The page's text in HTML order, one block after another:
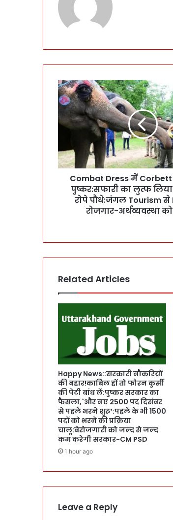
C
o
m
b
a
r
e
t
P
a
r
ष्क
र
:
स
फा
री
का
लु
त्फ
माँ
ना
Combat Dress में Corbett
पुष्कर:सफारी का लुत्फ
रोपे पौधे:जंगल Tourism से
रोजगार-अर्थव्यवस्था
Related Articles
Happy News::सरकारी नौकरियों
की बहार!काबिल हों तो फौरन कुर्सी
की पेटी बांध लें:पुष्कर सरकार का
फैसला,`और नए 2500 पद दिसंबर
से पहले भरने शुरू’:पहले के भी 1500
पदों को भरने की प्रक्रिया
चालू:बेरोजगारी को जल्द से जल्द
कम करेगी सरकार-CM PSD
1 hour ago
Leave a Reply